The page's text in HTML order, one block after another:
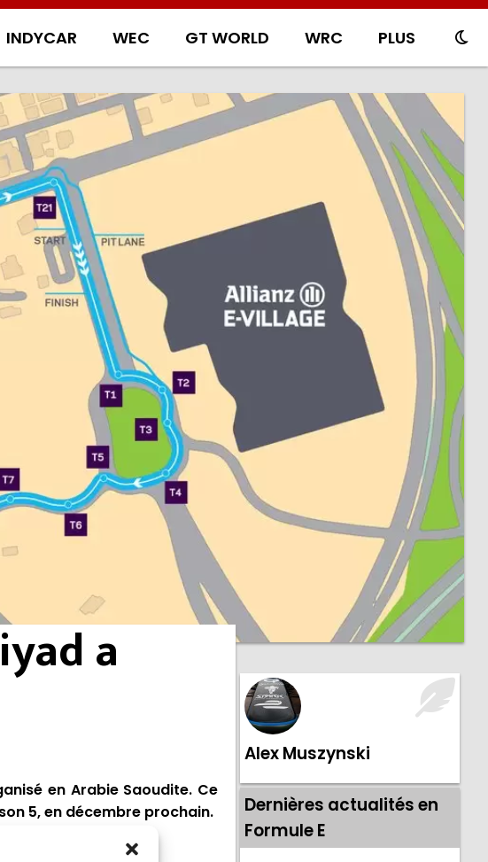
INDYCAR WEC GT WORLD WRC PLUS
a
en Arabie Saoudite. Ce
5, en décembre prochain.
Alex Muszynski
Dernières actualités en
Formule E